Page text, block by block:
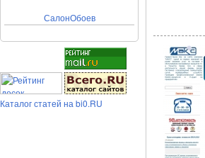
СалонОбоев
Каталог статей на bi0.RU